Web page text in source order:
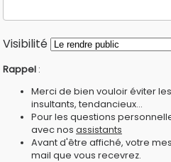
Visibilité
Rappel :
Merci de bien vouloir éviter
insultants, tendancieux...
Pour les questions
avec nos assistants
Avant d'être affiché, votre
mail que vous recevrez.